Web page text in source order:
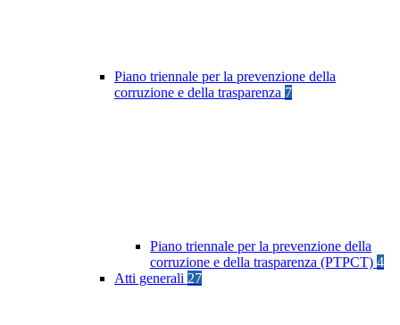
Piano triennale per la prevenzione della
corruzione e della trasparenza 7
Piano triennale per la prevenzione della
corruzione e della trasparenza (PTPCT) 4
Atti generali 27